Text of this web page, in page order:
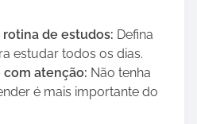
rotina de estudos: Defina
estudar todos os dias.
com atenção: Não tenha
é mais importante do